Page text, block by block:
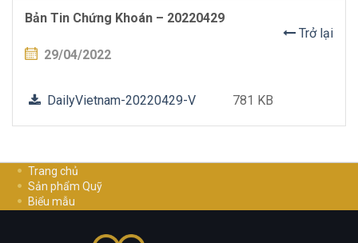
Bản Tin Chứng Khoán – 20220429
Trở lại
29/04/2022
DailyVietnam-20220429-V 781 KB
Trang chủ
Sản phẩm Quỹ
Biểu mẫu
Cơ Hội Nghề Nghiệp